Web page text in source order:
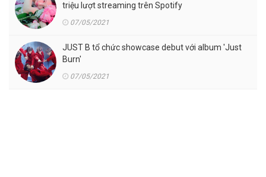
triệu lượt streaming trên Spotify
07/05/2021
JUST B tổ chức showcase debut với album 'Just
Burn'
07/05/2021